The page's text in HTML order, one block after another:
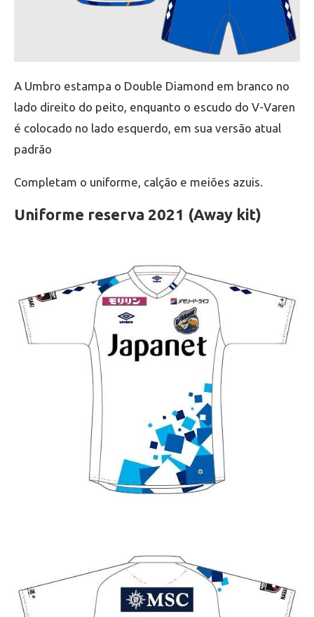
A Umbro estampa o Double Diamond em branco no
lado direito do peito, enquanto o escudo do V-Varen
é colocado no lado esquerdo, em sua versão atual
padrão
Completam o uniforme, calção e meiões azuis.
Uniforme reserva 2021 (Away kit)